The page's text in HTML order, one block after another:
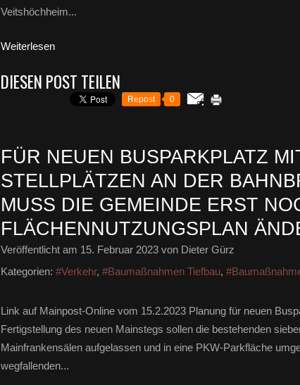
Veitshöchheim...
Weiterlesen
DIESEN POST TEILEN
Repost 0
FÜR NEUEN BUSPARKPLATZ
STELLPLÄTZEN AN DER
MUSS DIE GEMEINDE ERST
FLÄCHENNUTZUNGSPLAN
Veröffentlicht am 15. Februar 2023 von Dieter Gürz
Kategorien: #Verkehr, #Baumaßnahmen Tiefbau,
Link auf Mainpost-Online vom 15.2.2023 Planung für neuen
Fertigstellung des neuen Mainstegs sollen die bestehenden
Mainfrankensälen aufgelassen und in eine PKW-Parkfläche
wegfallenden...